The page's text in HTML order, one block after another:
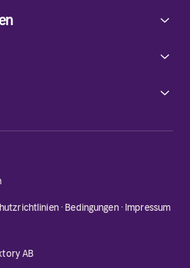
·Bedingungen· Impressum
AB